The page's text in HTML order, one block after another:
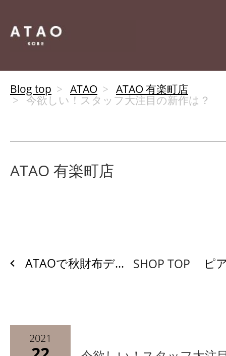
Blog top ATAO ATAO 有楽町店
今欲しい！スタッフ大注目の新作は？
ATAO 有楽町店
ATAOで秋財布デ... SHOP TOP ピ
2021